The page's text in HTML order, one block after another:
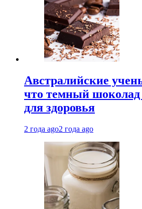
Австралийские
что темный шоколад
для здоровья
2 года ago2 года ago